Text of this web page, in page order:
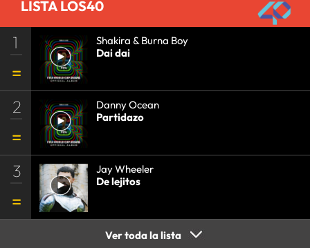
LISTA LOS40
1
Shakira & Burna Boy
Dai dai
2
Danny Ocean
Partidazo
3
Jay Wheeler
De lejitos
Ver toda la lista